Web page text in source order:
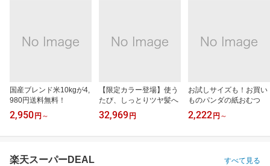
国産ブレンド米10kgが4,
980円送料無料！
2,950 円 ～
【限定カラー登場】使う
たび、しっとりツヤ髪へ
32,969 円
お試しサイズも！お買い
ものパンダの紙おむつ
2,222 円 ～
楽天スーパーDEAL すべて見る